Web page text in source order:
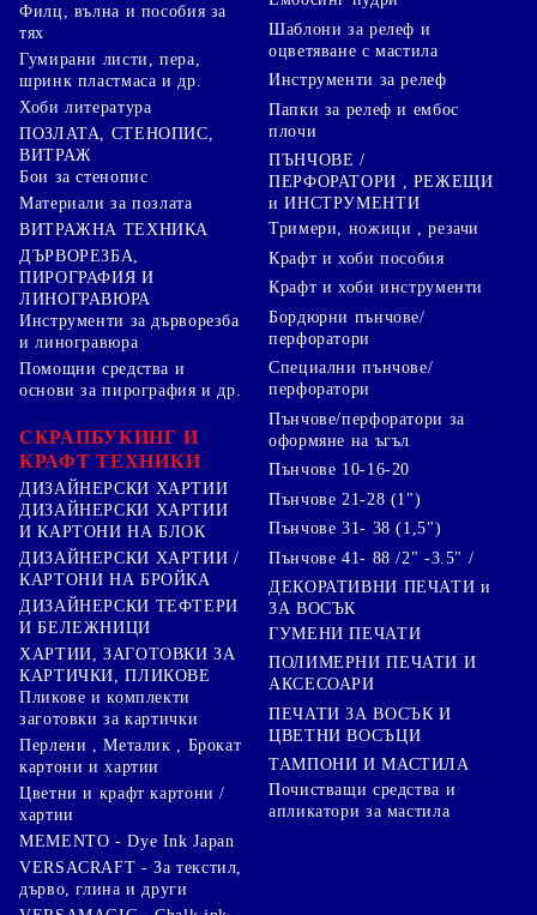
Филц, вълна и пособия за
тях
Гумирани листи, пера,
шринк пластмаса и др.
Хоби литература
ПОЗЛАТА, СТЕНОПИС,
ВИТРАЖ
Бои за стенопис
Материали за позлата
ВИТРАЖНА ТЕХНИКА
ДЪРВОРЕЗБА,
ПИРОГРАФИЯ И
ЛИНОГРАВЮРА
Инструменти за дърворезба
и линогравюра
Помощни средства и
основи за пирография и др.
СКРАПБУКИНГ И
КРАФТ ТЕХНИКИ
ДИЗАЙНЕРСКИ ХАРТИИ
ДИЗАЙНЕРСКИ ХАРТИИ
И КАРТОНИ НА БЛОК
ДИЗАЙНЕРСКИ ХАРТИИ /
КАРТОНИ НА БРОЙКА
ДИЗАЙНЕРСКИ ТЕФТЕРИ
И БЕЛЕЖНИЦИ
ХАРТИИ, ЗАГОТОВКИ ЗА
КАРТИЧКИ, ПЛИКОВЕ
Пликове и комплекти
заготовки за картички
Перлени , Металик , Брокат
картони и хартии
Цветни и крафт картони /
хартии
Шаблони за релеф и
оцветяване с мастила
Инструменти за релеф
Папки за релеф и ембос
плочи
ПЪНЧОВЕ /
ПЕРФОРАТОРИ , РЕЖЕЩИ
и ИНСТРУМЕНТИ
Тримери, ножици , резачи
Крафт и хоби пособия
Крафт и хоби инструменти
Бордюрни пънчове/
перфоратори
Специални пънчове/
перфоратори
Пънчове/перфоратори за
оформяне на ъгъл
Пънчове 10-16-20
Пънчове 21-28 (1")
Пънчове 31- 38 (1,5")
Пънчове 41- 88 /2" -3.5" /
ДЕКОРАТИВНИ ПЕЧАТИ и
ЗА ВОСЪК
ГУМЕНИ ПЕЧАТИ
ПОЛИМЕРНИ ПЕЧАТИ И
АКСЕСОАРИ
ПЕЧАТИ ЗА ВОСЪК И
ЦВЕТНИ ВОСЪЦИ
ТАМПОНИ И МАСТИЛА
Почистващи средства и
апликатори за мастила
MEMENTO - Dye Ink Japan
VERSACRAFT - За текстил,
дърво, глина и други